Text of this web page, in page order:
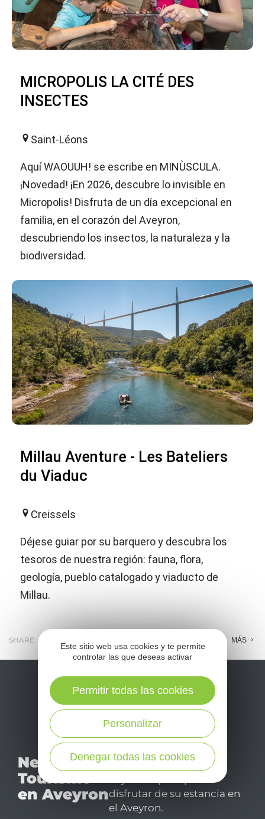
MICROPOLIS LA CITÉ DES
INSECTES
Saint-Léons
Aquí WAOUUH! se escribe en MINÙSCULA.
¡Novedad! ¡En 2026, descubre lo invisible en
Micropolis! Disfruta de un día excepcional en
familia, en el corazón del Aveyron,
descubriendo los insectos, la naturaleza y la
biodiversidad.
Millau Aventure - Les Bateliers
du Viaduc
Creissels
Déjese guiar por su barquero y descubra los
tesoros de nuestra región: fauna, flora,
geología, pueblo catalogado y viaducto de
Millau.
SHARE : MÁS
Newsletter
Tourismo
en Aveyron
No se pierda nuestro
mensual newsletter y
disfrutar de su estancia en
el Aveyron.
Este sitio web usa cookies y te permite
controlar las que deseas activar
Denegar todas las cookies
Personalizar
Permitir todas las cookies